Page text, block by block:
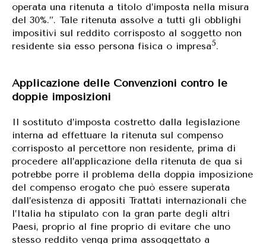
operata una ritenuta a titolo d’imposta nella misura
del 30%.”. Tale ritenuta assolve a tutti gli obblighi
impositivi sul reddito corrisposto al soggetto non
residente sia esso persona fisica o impresa5.
Applicazione delle Convenzioni contro le
doppie imposizioni
Il sostituto d’imposta costretto dalla legislazione
interna ad effettuare la ritenuta sul compenso
corrisposto al percettore non residente, prima di
procedere all’applicazione della ritenuta de qua si
potrebbe porre il problema della doppia imposizione
del compenso erogato che può essere superata
dall’esistenza di appositi Trattati internazionali che
l’Italia ha stipulato con la gran parte degli altri
Paesi, proprio al fine proprio di evitare che uno
stesso reddito venga prima assoggettato a